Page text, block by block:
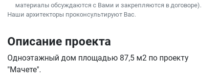
материалы обсуждаются с Вами и закрепляются в договоре).
Наши архитекторы проконсультируют Вас.
Описание проекта
Одноэтажный дом площадью 87,5 м2 по проекту
"Мачете".